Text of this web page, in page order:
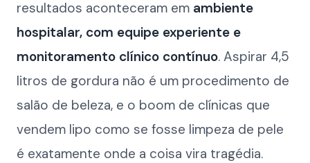
resultados aconteceram em ambiente
hospitalar, com equipe experiente e
monitoramento clínico contínuo. Aspirar 4,5
litros de gordura não é um procedimento de
salão de beleza, e o boom de clínicas que
vendem lipo como se fosse limpeza de pele
é exatamente onde a coisa vira tragédia.